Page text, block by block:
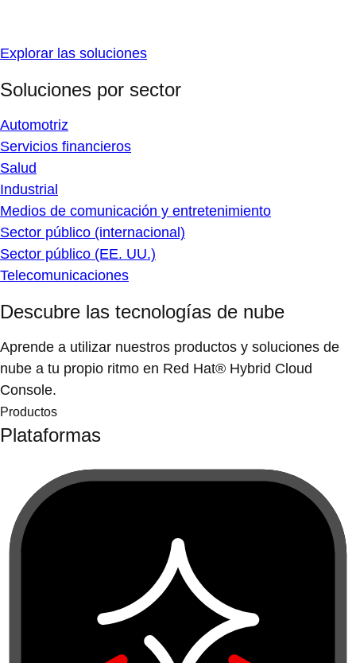
Explorar las soluciones
Soluciones por sector
Automotriz
Servicios financieros
Salud
Industrial
Medios de comunicación y entretenimiento
Sector público (internacional)
Sector público (EE. UU.)
Telecomunicaciones
Descubre las tecnologías de nube
Aprende a utilizar nuestros productos y soluciones de
nube a tu propio ritmo en Red Hat® Hybrid Cloud
Console.
Productos
Plataformas